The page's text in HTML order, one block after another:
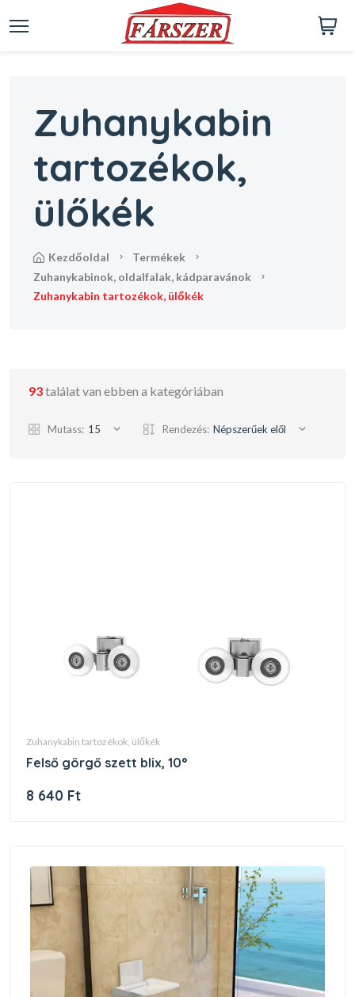
Zuhanykabin
tartozékok,
ülőkék
kezdőoldal
termékek
zuhanykabinok, oldalfalak, kádparavánok
zuhanykabin tartozékok, ülőkék
93találat van ebben a kategóriában
Mutass: 15 Rendezés: Népszerűek elől
zuhanykabin tartozékok, ülőkék
felső görgő szett blix, 10°
8 640 Ft